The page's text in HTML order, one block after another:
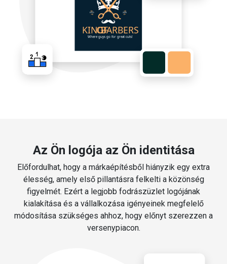
Az Ön logója az Ön identitása
Előfordulhat, hogy a márkaépítésből hiányzik egy extra
élesség, amely első pillantásra felkelti a közönség
figyelmét. Ezért a legjobb fodrászüzlet logójának
kialakítása és a vállalkozása igényeinek megfelelő
módosítása szükséges ahhoz, hogy előnyt szerezzen a
versenypiacon.